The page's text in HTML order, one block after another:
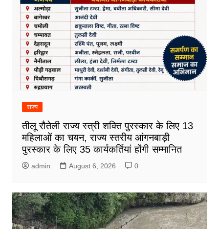
राज्य
तीलू रौतेली राज्य स्त्री शक्ति पुरस्कार के लिए 13
महिलाओं का चयन, राज्य स्तरीय आंगनबाड़ी
पुरस्कार के लिए 35 कार्यकर्तियां होंगी सम्मानित
admin August 6, 2026 0